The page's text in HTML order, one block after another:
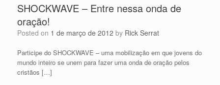
SHOCKWAVE – Entre nessa onda de
oração!
Posted on 1 de março de 2012 by Rick Serrat
Participe do SHOCKWAVE – uma mobilização em que jovens do
mundo inteiro se unem para fazer uma onda de oração pelos
cristãos […]